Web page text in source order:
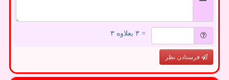
= ۳ بعلاوه ۳
فرستادن نظر